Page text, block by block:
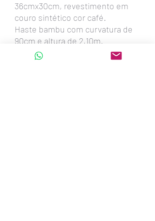
36cmx30cm, revestimento em
couro sintético cor café.
Haste bambu com curvatura de
90cm e altura de 2,10m.
Cúpula em papel resinado